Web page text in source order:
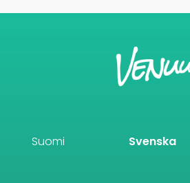
Suomi Svenska